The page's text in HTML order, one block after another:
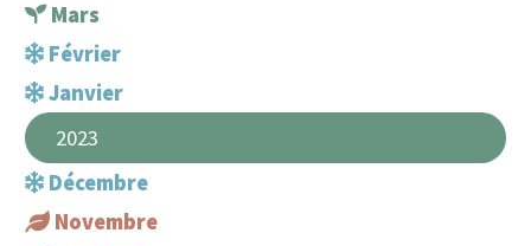
Mars
Février
Janvier
2023
Décembre
Novembre